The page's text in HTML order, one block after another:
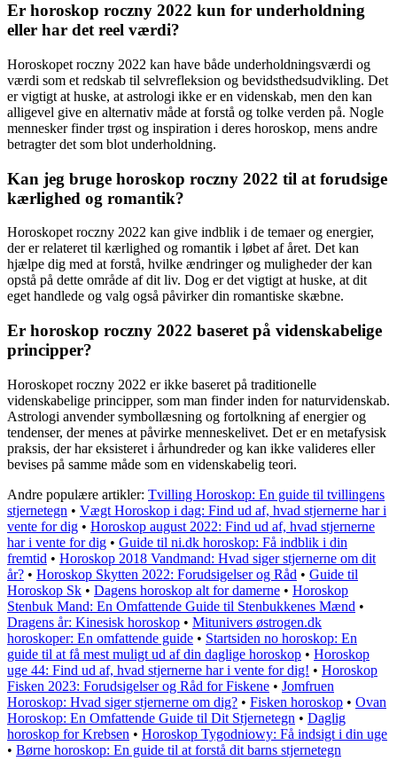
Er horoskop roczny 2022 kun for underholdning
eller har det reel værdi?
Horoskopet roczny 2022 kan have både underholdningsværdi og
værdi som et redskab til selvrefleksion og bevidsthedsudvikling. Det
er vigtigt at huske, at astrologi ikke er en videnskab, men den kan
alligevel give en alternativ måde at forstå og tolke verden på. Nogle
mennesker finder trøst og inspiration i deres horoskop, mens andre
betragter det som blot underholdning.
Kan jeg bruge horoskop roczny 2022 til at forudsige
kærlighed og romantik?
Horoskopet roczny 2022 kan give indblik i de temaer og energier,
der er relateret til kærlighed og romantik i løbet af året. Det kan
hjælpe dig med at forstå, hvilke ændringer og muligheder der kan
opstå på dette område af dit liv. Dog er det vigtigt at huske, at dit
eget handlede og valg også påvirker din romantiske skæbne.
Er horoskop roczny 2022 baseret på videnskabelige
principper?
Horoskopet roczny 2022 er ikke baseret på traditionelle
videnskabelige principper, som man finder inden for naturvidenskab.
Astrologi anvender symbollæsning og fortolkning af energier og
tendenser, der menes at påvirke menneskelivet. Det er en metafysisk
praksis, der har eksisteret i århundreder og kan ikke valideres eller
bevises på samme måde som en videnskabelig teori.
Andre populære artikler: Tvilling Horoskop: En guide til tvillingens
stjernetegn • Vægt Horoskop i dag: Find ud af, hvad stjernerne har i
vente for dig • Horoskop august 2022: Find ud af, hvad stjernerne
har i vente for dig • Guide til ni.dk horoskop: Få indblik i din
fremtid • Horoskop 2018 Vandmand: Hvad siger stjernerne om dit
år? • Horoskop Skytten 2022: Forudsigelser og Råd • Guide til
Horoskop Sk • Dagens horoskop alt for damerne • Horoskop
Stenbuk Mand: En Omfattende Guide til Stenbukkenes Mænd •
Dragens år: Kinesisk horoskop • Mitunivers østrogen.dk
horoskoper: En omfattende guide • Startsiden no horoskop: En
guide til at få mest muligt ud af din daglige horoskop • Horoskop
uge 44: Find ud af, hvad stjernerne har i vente for dig! • Horoskop
Fisken 2023: Forudsigelser og Råd for Fiskene • Jomfruen
Horoskop: Hvad siger stjernerne om dig? • Fisken horoskop • Ovan
Horoskop: En Omfattende Guide til Dit Stjernetegn • Daglig
horoskop for Krebsen • Horoskop Tygodniowy: Få indsigt i din uge
• Børne horoskop: En guide til at forstå dit barns stjernetegn